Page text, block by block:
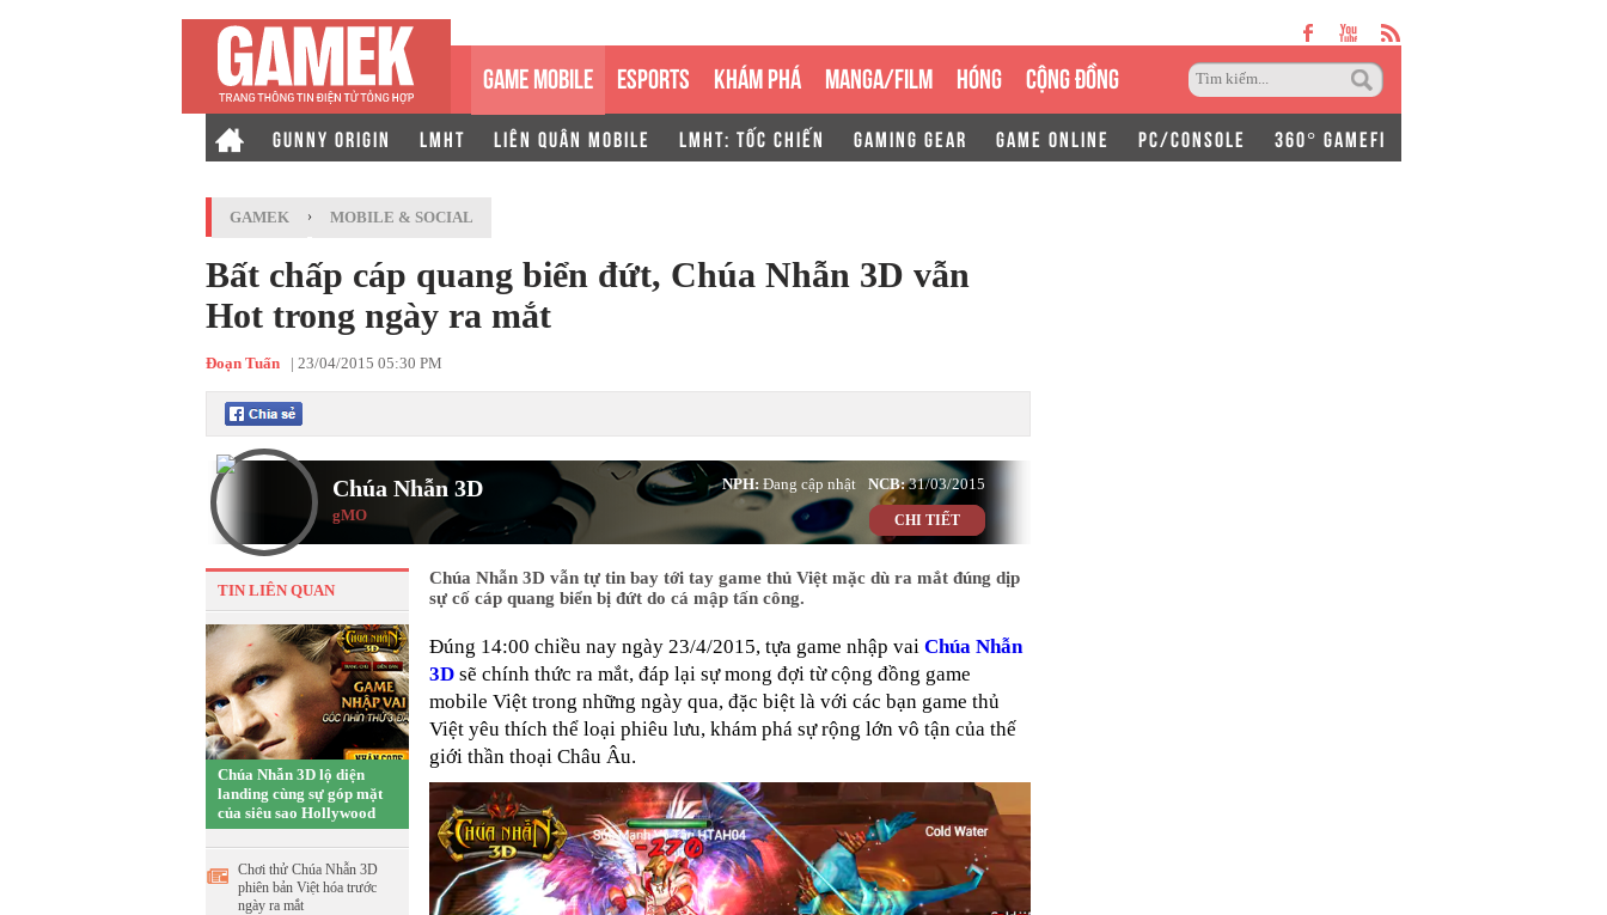
GAME MOBILE ESPORTS KHÁM PHÁ MANGA/FILM HÓNG CỘNG ĐỒNG
GUNNY ORIGIN LMHT LIÊN QUÂN MOBILE LMHT: TỐC CHIẾN GAMING GEAR GAME ONLINE PC/CONSOLE 360° GAMEFI
GAMEK › MOBILE & SOCIAL
Bất chấp cáp quang biển đứt, Chúa Nhẫn 3D vẫn
Hot trong ngày ra mắt
Đoạn Tuấn | 23/04/2015 05:30 PM
Chúa Nhẫn 3D
gMO
31/03/2015
NCB:
Đang cập nhật
NPH:
CHI TIẾT
TIN LIÊN QUAN
Chúa Nhẫn 3D lộ diện
landing cùng sự góp mặt
của siêu sao Hollywood
Chơi thử Chúa Nhẫn 3D
phiên bản Việt hóa trước
ngày ra mắt
Chúa Nhẫn 3D vẫn tự tin bay tới tay game thủ Việt mặc dù ra mắt đúng dịp
sự cố cáp quang biển bị đứt do cá mập tấn công.
Đúng 14:00 chiều nay ngày 23/4/2015, tựa game nhập vai Chúa Nhẫn
3D sẽ chính thức ra mắt, đáp lại sự mong đợi từ cộng đồng game
mobile Việt trong những ngày qua, đặc biệt là với các bạn game thủ
Việt yêu thích thể loại phiêu lưu, khám phá sự rộng lớn vô tận của thế
giới thần thoại Châu Âu.